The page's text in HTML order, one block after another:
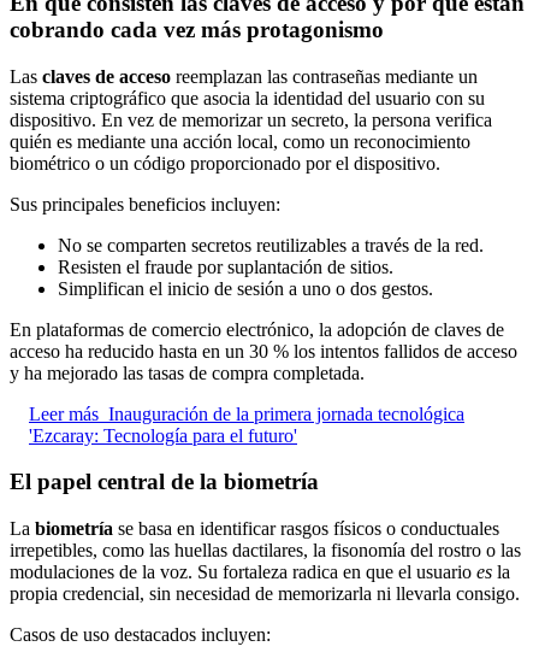
cobrando cada vez más protagonismo
Las claves de acceso reemplazan las contraseñas mediante un
sistema criptográfico que asocia la identidad del usuario con su
dispositivo. En vez de memorizar un secreto, la persona verifica
quién es mediante una acción local, como un reconocimiento
biométrico o un código proporcionado por el dispositivo.
Sus principales beneficios incluyen:
No se comparten secretos reutilizables a través de la red.
Resisten el fraude por suplantación de sitios.
Simplifican el inicio de sesión a uno o dos gestos.
En plataformas de comercio electrónico, la adopción de claves de
acceso ha reducido hasta en un 30 % los intentos fallidos de acceso
y ha mejorado las tasas de compra completada.
Leer más Inauguración de la primera jornada tecnológica
'Ezcaray: Tecnología para el futuro'
El papel central de la biometría
La biometría se basa en identificar rasgos físicos o conductuales
irrepetibles, como las huellas dactilares, la fisonomía del rostro o las
modulaciones de la voz. Su fortaleza radica en que el usuario es la
propia credencial, sin necesidad de memorizarla ni llevarla consigo.
Casos de uso destacados incluyen: